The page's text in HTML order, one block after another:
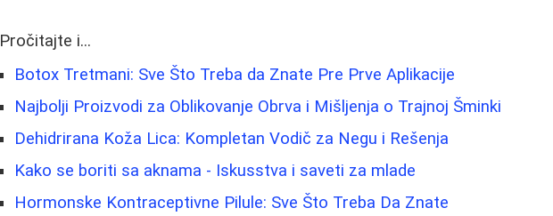
Pročitajte i...
Botox Tretmani: Sve Što Treba da Znate Pre Prve Aplikacije
Najbolji Proizvodi za Oblikovanje Obrva i Mišljenja o Trajnoj Šminki
Dehidrirana Koža Lica: Kompletan Vodič za Negu i Rešenja
Kako se boriti sa aknama - Iskusstva i saveti za mlade
Hormonske Kontraceptivne Pilule: Sve Što Treba Da Znate